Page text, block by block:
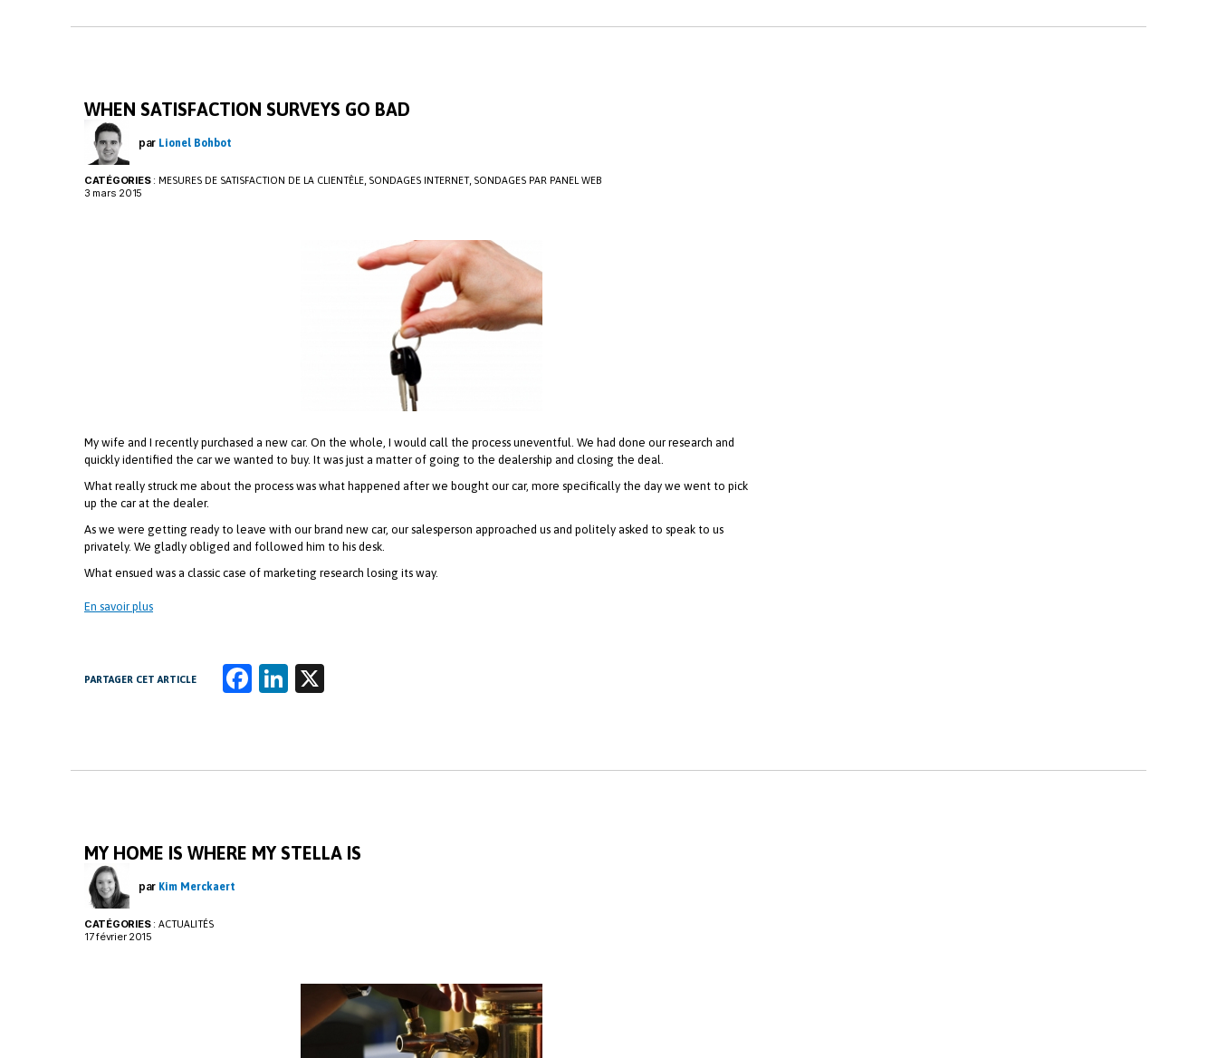
o e
WHEN SATISFACTION SURVEYS GO BAD
par Lionel Bohbot
CATÉGORIES: MESURES DE SATISFACTION DE LA CLIENTÈLE, SONDAGES INTERNET, SONDAGES PAR PANEL WEB
3 mars 2015
My wife and I recently purchased a new car. On the whole, I would call the process uneventful. We had done our research and
quickly identified the car we wanted to buy. It was just a matter of going to the dealership and closing the deal.
What really struck me about the process was what happened after we bought our car, more specifically the day we went to pick
up the car at the dealer.
As we were getting ready to leave with our brand new car, our salesperson approached us and politely asked to speak to us
privately. We gladly obliged and followed him to his desk.
What ensued was a classic case of marketing research losing its way.
En savoir plus
PARTAGER CET ARTICLE
Fa
o
Li
e
MY HOME IS WHERE MY STELLA IS
par Kim Merckaert
CATÉGORIES: ACTUALITÉS
17 février 2015